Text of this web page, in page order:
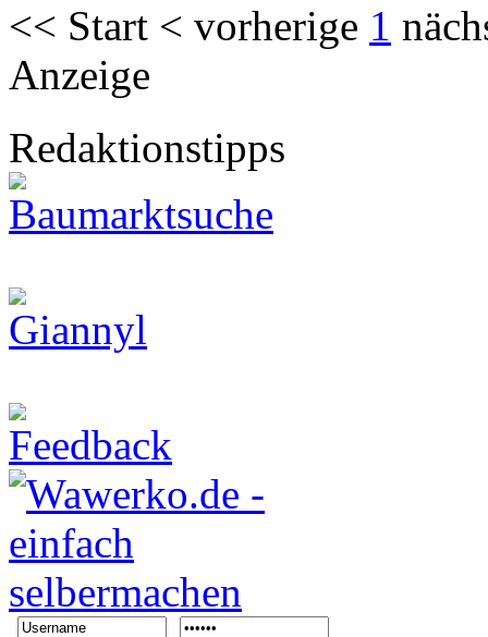
<< Start < vorherige 1
Anzeige
Redaktionstipps